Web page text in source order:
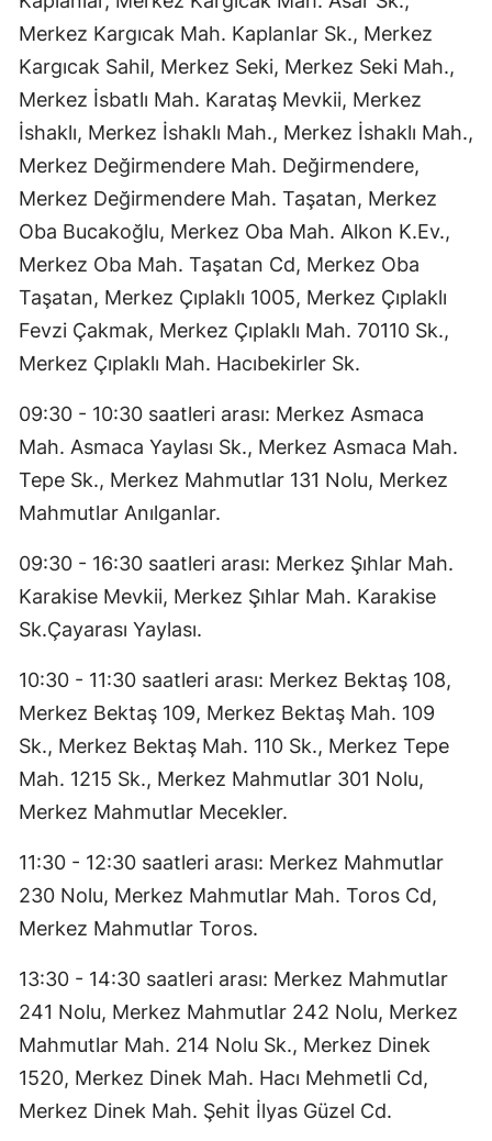
Merkez Kargıcak Mah. Kaplanlar Sk., Merkez
Kargıcak Sahil, Merkez Seki, Merkez Seki Mah.,
Merkez İsbatlı Mah. Karataş Mevkii, Merkez
İshaklı, Merkez İshaklı Mah., Merkez İshaklı Mah.,
Merkez Değirmendere Mah. Değirmendere,
Merkez Değirmendere Mah. Taşatan, Merkez
Oba Bucakoğlu, Merkez Oba Mah. Alkon K.Ev.,
Merkez Oba Mah. Taşatan Cd, Merkez Oba
Taşatan, Merkez Çıplaklı 1005, Merkez Çıplaklı
Fevzi Çakmak, Merkez Çıplaklı Mah. 70110 Sk.,
Merkez Çıplaklı Mah. Hacıbekirler Sk.
09:30 - 10:30 saatleri arası: Merkez Asmaca
Mah. Asmaca Yaylası Sk., Merkez Asmaca Mah.
Tepe Sk., Merkez Mahmutlar 131 Nolu, Merkez
Mahmutlar Anılganlar.
09:30 - 16:30 saatleri arası: Merkez Şıhlar Mah.
Karakise Mevkii, Merkez Şıhlar Mah. Karakise
Sk.Çayarası Yaylası.
10:30 - 11:30 saatleri arası: Merkez Bektaş 108,
Merkez Bektaş 109, Merkez Bektaş Mah. 109
Sk., Merkez Bektaş Mah. 110 Sk., Merkez Tepe
Mah. 1215 Sk., Merkez Mahmutlar 301 Nolu,
Merkez Mahmutlar Mecekler.
11:30 - 12:30 saatleri arası: Merkez Mahmutlar
230 Nolu, Merkez Mahmutlar Mah. Toros Cd,
Merkez Mahmutlar Toros.
13:30 - 14:30 saatleri arası: Merkez Mahmutlar
241 Nolu, Merkez Mahmutlar 242 Nolu, Merkez
Mahmutlar Mah. 214 Nolu Sk., Merkez Dinek
1520, Merkez Dinek Mah. Hacı Mehmetli Cd,
Merkez Dinek Mah. Şehit İlyas Güzel Cd.